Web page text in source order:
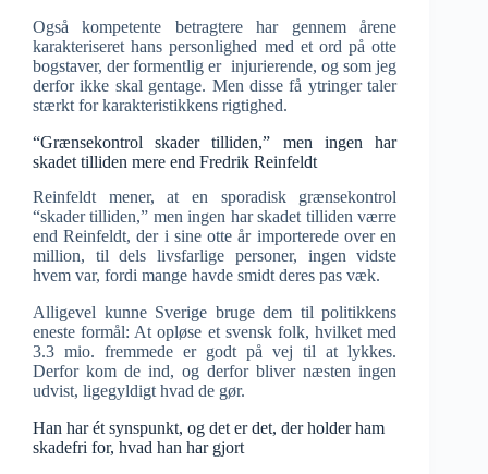
Også kompetente betragtere har gennem årene
karakteriseret hans personlighed med et ord på otte
bogstaver, der formentlig er injurierende, og som jeg
derfor ikke skal gentage. Men disse få ytringer taler
stærkt for karakteristikkens rigtighed.
“Grænsekontrol skader tilliden,” men ingen har
skadet tilliden mere end Fredrik Reinfeldt
Reinfeldt mener, at en sporadisk grænsekontrol
“skader tilliden,” men ingen har skadet tilliden værre
end Reinfeldt, der i sine otte år importerede over en
million, til dels livsfarlige personer, ingen vidste
hvem var, fordi mange havde smidt deres pas væk.
Alligevel kunne Sverige bruge dem til politikkens
eneste formål: At opløse et svensk folk, hvilket med
3.3 mio. fremmede er godt på vej til at lykkes.
Derfor kom de ind, og derfor bliver næsten ingen
udvist, ligegyldigt hvad de gør.
Han har ét synspunkt, og det er det, der holder ham
skadefri for, hvad han har gjort